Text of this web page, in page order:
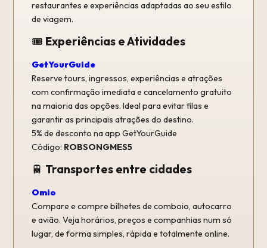
restaurantes e experiências adaptadas ao seu estilo
de viagem.
🎟️ Experiências e Atividades
GetYourGuide
Reserve tours, ingressos, experiências e atrações
com confirmação imediata e cancelamento gratuito
na maioria das opções. Ideal para evitar filas e
garantir as principais atrações do destino.
5% de desconto na app GetYourGuide
Código: ROBSONGMES5
🚆 Transportes entre cidades
Omio
Compare e compre bilhetes de comboio, autocarro
e avião. Veja horários, preços e companhias num só
lugar, de forma simples, rápida e totalmente online.